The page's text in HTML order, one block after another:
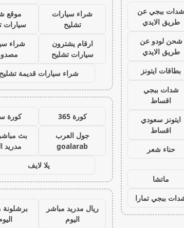
شدات ببجي عن
طريق الايدي
شحن لودو عن
طريق الايدي
بطاقات ايتونز
شدات ببجي
اقساط
ايتونز سعودي
اقساط
حناء شعر
ماتشا
ببجي تمارا
شراء سيارات
تشليح
موقع
سيارات
ارقام يشترون
سيارات تشليح
شراء
شراء سيارات قديمة تشليح
كورة 365
كورة
جول العرب
goalarab
بث
مدريد
يلا لايف
ريال مدريد مباشر
اليوم
برشلونة